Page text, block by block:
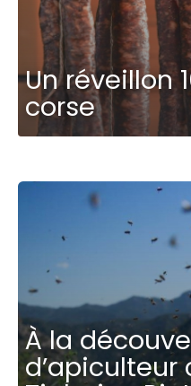
Un réveillon
corse
À la
d’apiculteur